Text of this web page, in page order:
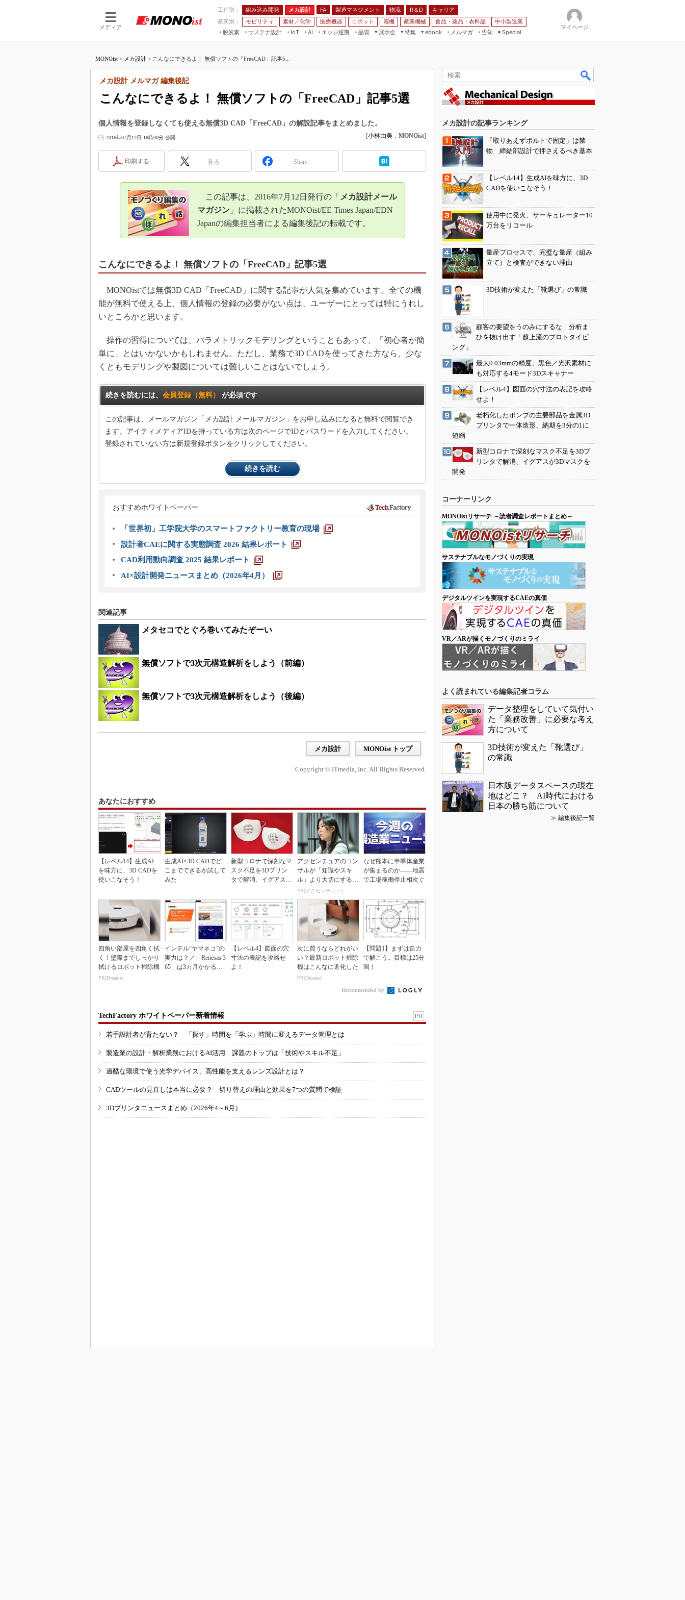
メディア
工程別： 組み込み開発 メカ設計 FA 製造マネジメント 物流 R＆D
キャリア
産業別：
モビリティ 素材／化学 医療機器 ロボット 電機 産業機械 食品・薬品・衣料品
中小製造業
脱炭素
サステナ設計
IoT
つながる工場
AI
AI×設備保全
エッジ逆襲 品質
展示会
JIMTOF
IIFES
ジャパンモビリティショー
人テク展
EdgeTech+
日本ものづくりワールド
AUTOMOTIVE WORLD
産業オープンネット展
特集
VR／AR
FPGA
組み込みモデリング
Windows Embedded
車載ソフト開発
ISO26262
S＆OP
イノベーション
植物工場
知財マネジメント
制御セキュリティ
新型コロナへの対応
ebook
素材／化学
メルマガ
告知 Special
マイページ
MONOist > メカ設計 > こんなにできるよ！ 無償ソフトの「FreeCAD」記事5...
こんなにできるよ！ 無償ソフトの「FreeCAD」記事5選
メカ設計 メルマガ 編集後記
個人情報を登録しなくても使える無償3D CAD「FreeCAD」の解説記事をまとめました。
2016年07月12日 16時00分 公開 [小林由美 ， MONOist]
印刷する 見る Share
この記事は、2016年7月12日発行の「 メカ設計メール
マガジン」に掲載されたMONOist/EE Times Japan/EDN
Japanの編集担当者による編集後記の転載です。
こんなにできるよ！ 無償ソフトの「FreeCAD」記事5選
MONOistでは無償3D CAD「FreeCAD」に関する記事が人気を集めています。全ての機
能が無料で使える上、個人情報の登録の必要がない点は、ユーザーにとっては特にうれし
いところかと思います。
操作の習得については、パラメトリックモデリングということもあって、「初心者が簡
単に」とはいかないかもしれません。ただし、業務で3D CADを使ってきた方なら、少な
くともモデリングや製図については難しいことはないでしょう。
続きを読むには、 会員登録（無料） が必須です
この記事は、メールマガジン「メカ設計 メールマガジン」をお申し込みになると無料で閲覧でき
ます。アイティメディアIDを持っている方は次のページでIDとパスワードを入力してください。
登録されていない方は新規登録ボタンをクリックしてください。
続きを読む
おすすめホワイトペーパー
「世界初」工学院大学のスマートファクトリー教育の現場
設計者CAEに関する実態調査 2026 結果レポート
CAD利用動向調査 2025 結果レポート
AI×設計開発ニュースまとめ（2026年4月）
関連記事
メタセコでとぐろ巻いてみたぞーい
無償ソフトで3次元構造解析をしよう（前編）
無償ソフトで3次元構造解析をしよう（後編）
メカ設計 MONOist トップ
Copyright © ITmedia, Inc. All Rights Reserved.
あなたにおすすめ
【レベル14】生成AI
を味方に、3D CADを
使いこなそう！
生成AI×3D CADでど
こまでできるか試して
みた
新型コロナで深刻なマ
スク不足を3Dプリン
タで解消、イグアスが
アクセンチュアのコン
サルが「知識やスキ
ル」より大切にする視
点
PR(アクセンチュア)
なぜ熊本に半導体産業
が集まるのか――地震
で工場稼働停止相次ぐ
四角い部屋を四角く拭
く！壁際までしっかり
拭けるロボット掃除機
PR(Dreame)
インテル“ヤマネコ”の
実力は？／「Renesas 3
65」は3カ月かかる作
【レベル4】図面の穴
寸法の表記を攻略せ
よ！
次に買うならどれがい
い？最新ロボット掃除
機はこんなに進化した
PR(Dreame)
【問題1】まずは自力
で解こう。目標は25分
間！
Recommended by
TechFactory ホワイトペーパー新着情報 PR
若手設計者が育たない？ 「探す」時間を「学ぶ」時間に変えるデータ管理とは
製造業の設計・解析業務におけるAI活用 課題のトップは「技術やスキル不足」
過酷な環境で使う光学デバイス、高性能を支えるレンズ設計とは？
CADツールの見直しは本当に必要？ 切り替えの理由と効果を7つの質問で検証
3Dプリンタニュースまとめ（2026年4～6月）
メカ設計の記事ランキング
「取りあえずボルトで固定」は禁
物 締結部設計で押さえるべき基本
【レベル14】生成AIを味方に、3D
CADを使いこなそう！
使用中に発火、サーキュレーター10
万台をリコール
量産プロセスで、完璧な量産（組み
立て）と検査ができない理由
3D技術が変えた「靴選び」の常識
顧客の要望をうのみにするな 分析ま
ひを抜け出す「超上流のプロトタイピ
ング」
最大0.03mmの精度、黒色／光沢素材に
も対応する4モード3Dスキャナー
【レベル4】図面の穴寸法の表記を攻略
せよ！
老朽化したポンプの主要部品を金属3D
プリンタで一体造形、納期を3分の1に
短縮
新型コロナで深刻なマスク不足を3Dプ
リンタで解消、イグアスが3Dマスクを
開発
コーナーリンク
MONOistリサーチ ～読者調査レポートまとめ～
サステナブルなモノづくりの実現
デジタルツインを実現するCAEの真価
VR／ARが描くモノづくりのミライ
よく読まれている編集記者コラム
データ整理をしていて気付い
た「業務改善」に必要な考え
方について
3D技術が変えた「靴選び」
の常識
日本版データスペースの現在
地はどこ？ AI時代における
日本の勝ち筋について
≫ 編集後記一覧